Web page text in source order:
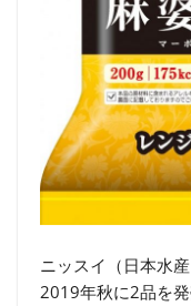
ニッスイ（日本水産
2019年秋に2品を